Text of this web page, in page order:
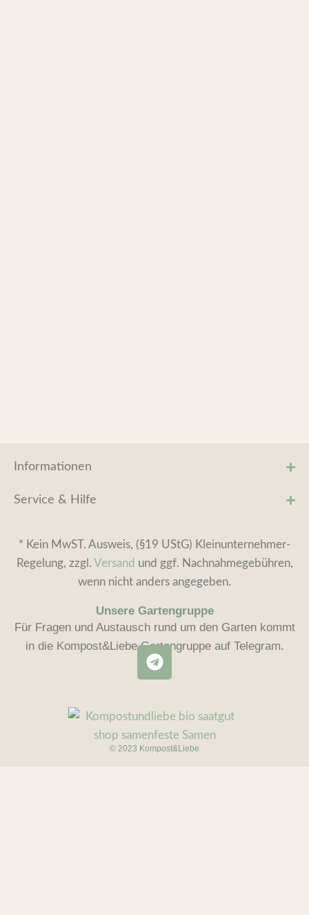
Informationen
Service & Hilfe
* Kein MwST. Ausweis, (§19 UStG) Kleinunternehmer-
Regelung, zzgl. Versand und ggf. Nachnahmegebühren,
wenn nicht anders angegeben.
Unsere Gartengruppe
Für Fragen und Austausch rund um den Garten kommt
in die Kompost&Liebe Gartengruppe auf Telegram.
© 2023 Kompost&Liebe